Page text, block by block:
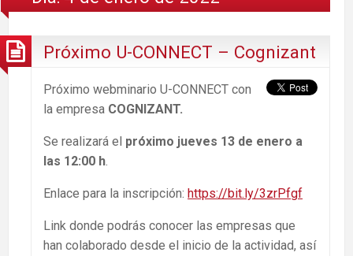
Próximo U-CONNECT – Cognizant
Próximo webminario U-CONNECT con
la empresa COGNIZANT.
Se realizará el próximo jueves 13 de enero a
las 12:00 h.
Enlace para la inscripción: https://bit.ly/3zrPfgf
Link donde podrás conocer las empresas que
han colaborado desde el inicio de la actividad, así